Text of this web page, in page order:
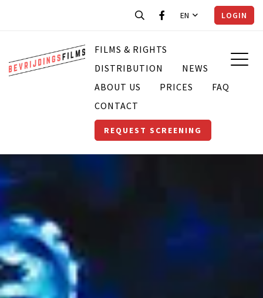
EN LOGIN
FILMS & RIGHTS
DISTRIBUTION
NEWS
ABOUT US
PRICES
FAQ
CONTACT
REQUEST SCREENING